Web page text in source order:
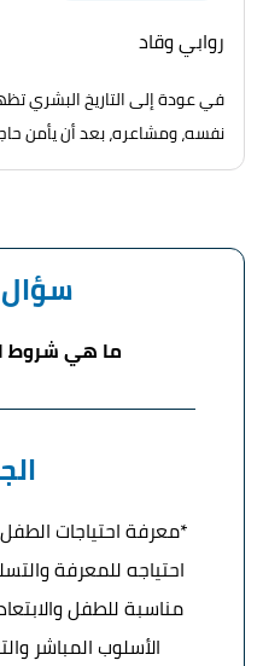
روابي وقاد
في عودة إلى التاريخ البشري
نفسه، ومشاعره، بعد أن يأمن
ما هي شروط
*معرفة احتياجات
احتياجه للمعرفة
مناسبة للطفل
الأسلوب المباشر